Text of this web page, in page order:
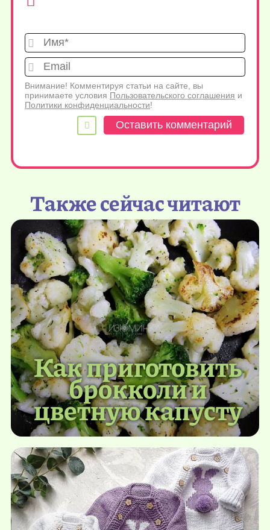
Имя*
Внимание! Комментируя статьи на сайте, вы
принимаете условия Пользовательского соглашения и
Политики конфиденциальности!
Также сейчас читают
Как приготовить
брокколи и
цветную капусту